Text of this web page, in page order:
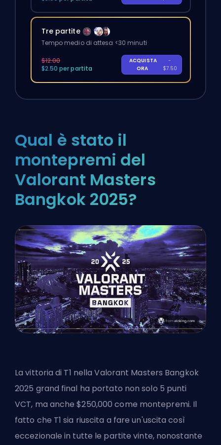
Tre partite
Tempo medio di attesa <30 minuti
$12.00
$2.50 per partita
ACQUISTA
ORA
-
$7.50
Qual è stato il
montepremi del
Valorant Masters
Bangkok 2025?
La vittoria di T1 nellaValorant Masters Bangkok
2025 grand final ha portato non solo 5 punti
VCT, ma anche $250,000 come montepremi. Il
fatto che T1 sia riuscita a fare un'uscita così
eccezionale in tutte le partite vinte, nonostante